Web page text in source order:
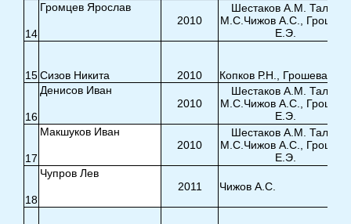
14
Громцев Ярослав
2010
Шестаков А.М. Талья
М.С.Чижов А.С., Грошева
Е.Э.
15Сизов Никита 2010 Копков Р.Н., Грошева Е.Э.
16
Денисов Иван
2010
Шестаков А.М. Талья
М.С.Чижов А.С., Грошева
Е.Э.
17
Макшуков Иван
2010
Шестаков А.М. Талья
М.С.Чижов А.С., Грошева
Е.Э.
18
Чупров Лев
2011
Чижов А.С.